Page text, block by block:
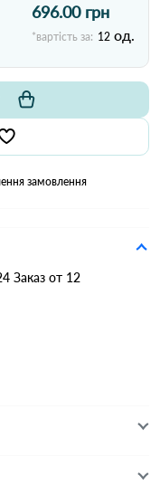
696.00 грн
*вартість за: 12 од.
замовлення
Заказ от 12